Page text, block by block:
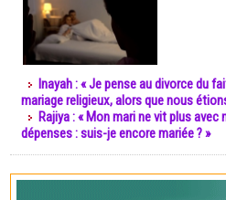
Inayah : « Je pense au divorce du
mariage religieux, alors que nous
Rajiya : « Mon mari ne vit plus
dépenses : suis-je encore mariée ? »